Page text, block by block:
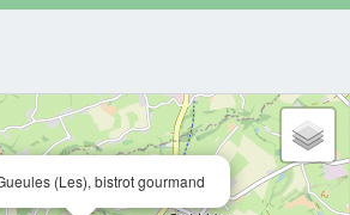
(Les), bistrot gourmand